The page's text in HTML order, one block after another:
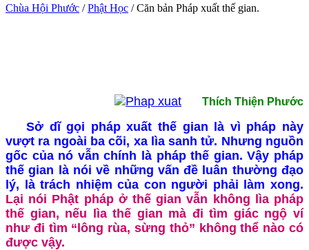
Chùa Hội Phước / Phật Học / Căn bản Pháp xuất thế gian.
Thích Thiện Phước
Sở dĩ gọi pháp xuất thế gian là vì pháp này
vượt ra ngoài ba cõi, xa lìa sanh tử. Nhưng nguồn
gốc của nó vẫn chính là pháp thế gian. Vậy pháp
thế gian là nói về những vấn đề luân thường đạo
lý, là trách nhiệm của con người phải làm xong.
Lại nói Phật pháp ở thế gian vẫn không lìa pháp
thế gian, nếu lìa thế gian mà đi tìm giác ngộ ví
như đi tìm “lông rùa, sừng thỏ” không thể nào có
được vậy.